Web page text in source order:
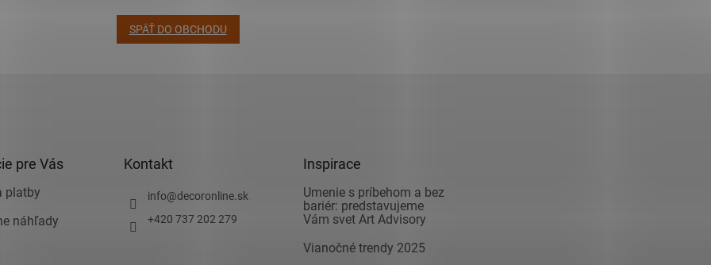
SPÄŤ DO OBCHODU
pre Vás
platby
náhľady
Kontakt
info@decoronline.sk
+420 737 202 279
Inspirace
Umenie s príbehom a bez
bariér: predstavujeme
Vám svet Art Advisory
Vianočné trendy 2025